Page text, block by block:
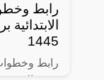
رابط
1445
رابط وخطوات